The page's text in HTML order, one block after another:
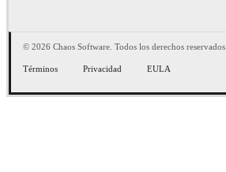
© 2026 Chaos Software. Todos los derechos reservados.
Términos Privacidad EULA